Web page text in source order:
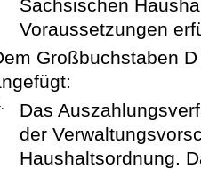
Sächsischen
Voraussetzungen
Großbuchstaben
Das
der
Haushaltsordnung.